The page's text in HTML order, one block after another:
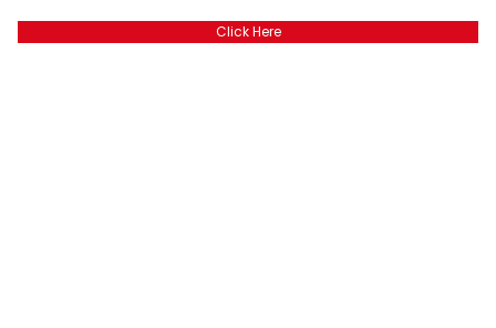
Click Here